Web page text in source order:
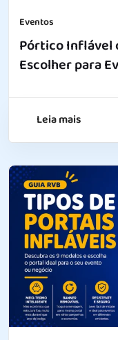
Eventos
Pórtico Inflável
Escolher para
Leia mais